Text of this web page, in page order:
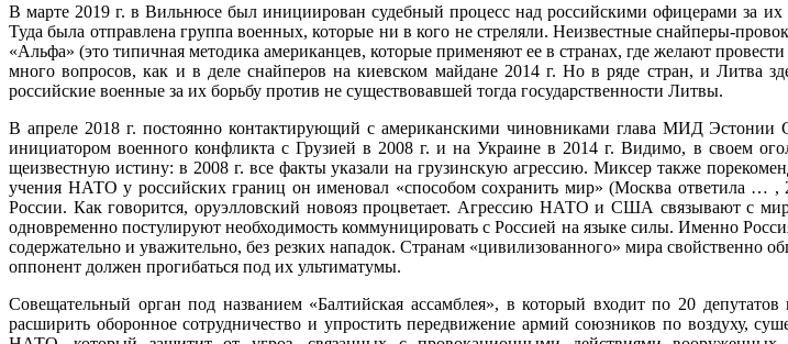
В марте 2019 г. в Вильнюсе был инициирован судебный процесс над российскими офицерами за их
Туда была отправлена группа во­енных, которые ни в кого не стреляли. Неизвестные снайперы-
«Альфа» (это типичная методика американцев, которые применяют ее в странах, где желают
много вопросов, как и в де­ле снайперов на киевском майдане 2014 г. Но в ряде стран, и Литва
российские военные за их борьбу против не существовавшей тогда государственности Литвы.
В апреле 2018 г. постоянно контактирующий с американскими чинов­никами глава МИД
инициатором военного конфликта с Грузией в 2008 г. и на Украине в 2014 г. Видимо, в своем
щеизвестную истину: в 2008 г. все факты указали на грузинскую агрессию. Миксер также
учения НАТО у российских границ он именовал «способом сохранить мир» (Москва ответила
России. Как говорится, оруэлловский новояз процветает. Агрессию НАТО и США связывают с
одновременно постулируют необходимость коммуницировать с Россией на языке силы. Именно
со­держательно и уважительно, без резких нападок. Странам «цивилизованно­го» мира свойственно
оппонент должен прогибаться под их ультиматумы.
Совещательный орган под названием «Балтийская ассамблея», в кото­рый входит по 20
расширить оборонное сотрудничество и упростить передвижение армий союзников по воздуху,